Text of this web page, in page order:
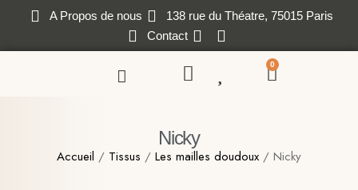
A Propos de nous
138 rue du Théatre, 75015 Paris
Contact
0
Nicky
Accueil / Tissus / Les mailles doudoux / Nicky